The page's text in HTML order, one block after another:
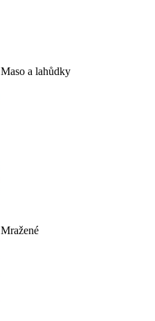
Maso a lahůdky
Mražené